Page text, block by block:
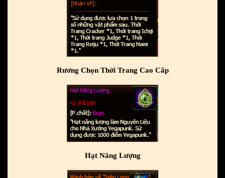
Rương Chọn Thời Trang Cao Cấp
Hạt Năng Lượng